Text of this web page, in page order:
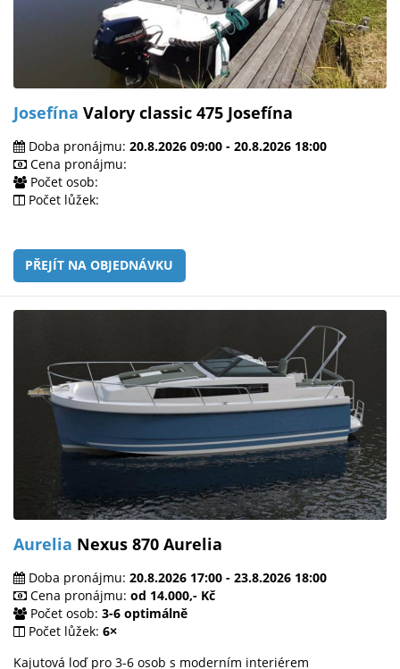
Josefína Valory classic 475 Josefína
Doba pronájmu: 20.8.2026 09:00 - 20.8.2026 18:00
Cena pronájmu:
Počet osob:
Počet lůžek:
PŘEJÍT NA OBJEDNÁVKU
Aurelia Nexus 870 Aurelia
Doba pronájmu: 20.8.2026 17:00 - 23.8.2026 18:00
Cena pronájmu: od 14.000,- Kč
Počet osob: 3-6 optimálně
Počet lůžek: 6×
Kajutová loď pro 3-6 osob s moderním interiérem